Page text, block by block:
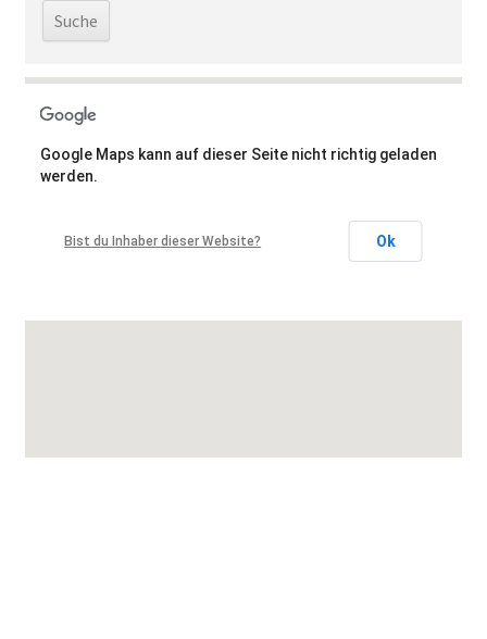
Google Maps kann auf dieser Seite nicht richtig geladen
werden.
Bist du Inhaber dieser Website? Ok